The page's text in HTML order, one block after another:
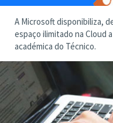
A Microsoft disponibiliza,
espaço ilimitado na Cloud
académica do Técnico.